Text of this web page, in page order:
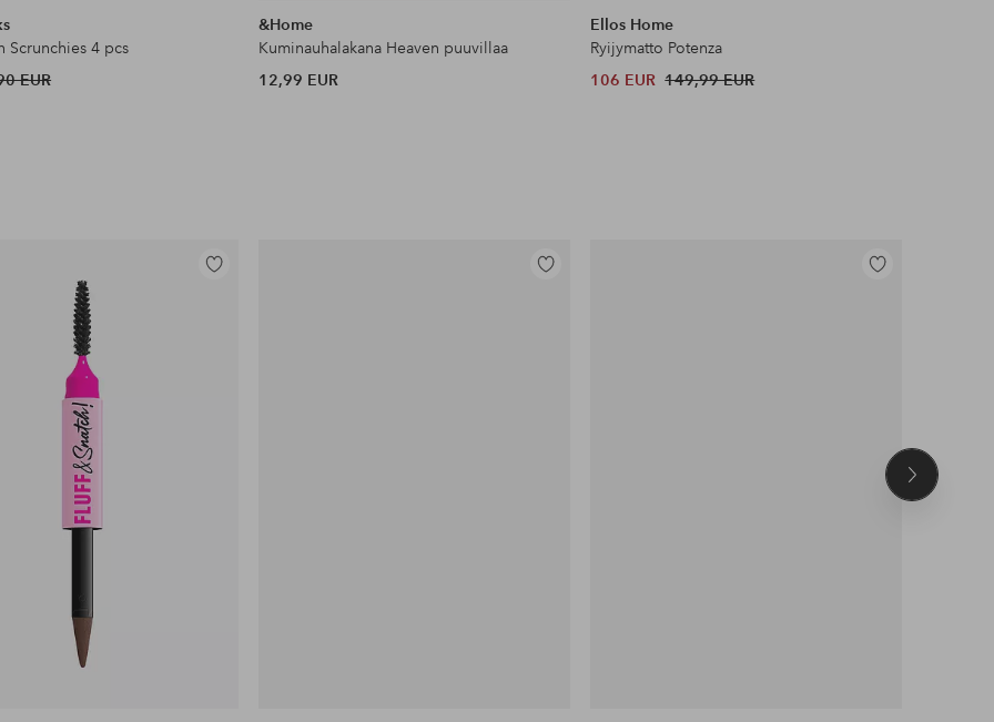
Scrunchies 4 pcs
EUR
&Home
Kuminauhalakana Heaven puuvillaa
12,99 EUR
Ellos Home
Ryijymatto Potenza
106 EUR 149,99 EUR
Lisää
Lisää
Lisää
Seuraava